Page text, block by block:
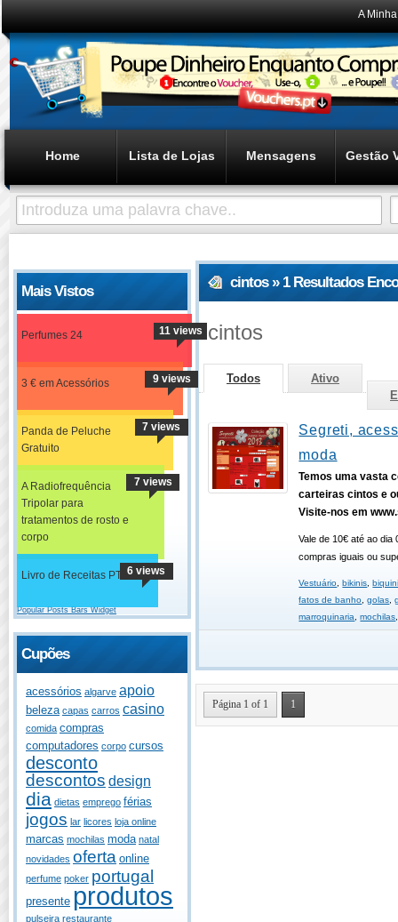
A
Home Lista de Lojas Mensagens Gestão
Mais Vistos
Perfumes 24 11 views
3 € em Acessórios 9 views
Panda de Peluche
Gratuito
7 views
A Radiofrequência
Tripolar para
tratamentos de rosto e
corpo
7 views
Livro de Receitas PT 6 views
Popular Posts Bars Widget
Cupões
acessórios algarve apoio
beleza capas carros casino
comida compras
computadores corpo cursos
desconto
descontos design
dia dietas emprego férias
jogos lar licores loja online
marcas mochilas moda natal
novidades oferta online
perfume poker portugal
presente produtos
pulseira restaurante
cintos » 1 Resultados
cintos
Todos
Ativo
Segreti,
moda
Temos uma vasta
carteiras cintos e
Visite-nos em
Vale de 10€ até ao
compras iguais ou
Vestuário ,bikinis ,
fatos de banho ,golas ,
marroquinaria
,mochilas
Página 1 of 1 1